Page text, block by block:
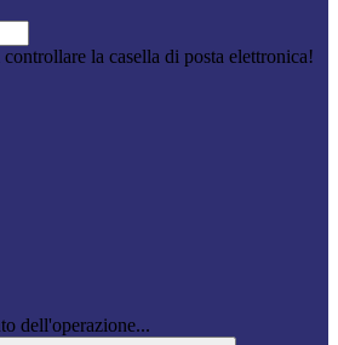
la casella di posta elettronica!
dell'operazione...